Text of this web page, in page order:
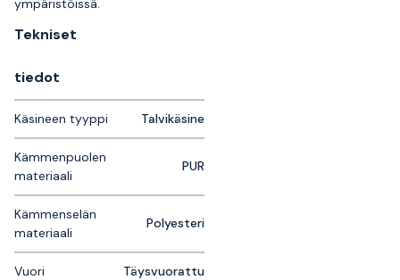
ympäristöissä.
Tekniset
tiedot
Käsineen tyyppi Talvikäsine
Kämmenpuolen
materiaali
PUR
Kämmenselän
materiaali
Polyesteri
Vuori Täysvuorattu